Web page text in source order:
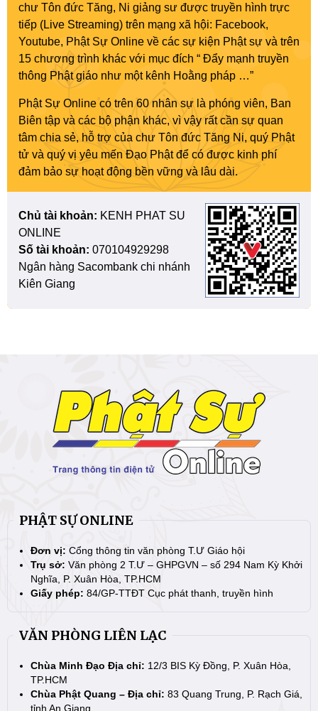
chư Tôn đức Tăng, Ni giảng sư được truyền hình trực
tiếp (Live Streaming) trên mạng xã hội: Facebook,
Youtube, Phật Sự Online về các sự kiện Phật sự và trên
15 chương trình khác với mục đích “ Đẩy mạnh truyền
thông Phật giáo như một kênh Hoằng pháp …”
Phật Sự Online có trên 60 nhân sự là phóng viên, Ban
Biên tập và các bộ phận khác, vì vậy rất cần sự quan
tâm chia sẻ, hỗ trợ của chư Tôn đức Tăng Ni, quý Phật
tử và quý vị yêu mến Đạo Phật để có được kinh phí
đảm bảo sự hoạt động bền vững và lâu dài.
Chủ tài khoản: KENH PHAT SU
ONLINE
Số tài khoản: 070104929298
Ngân hàng Sacombank chi nhánh
Kiên Giang
PHẬT SỰ ONLINE
Đơn vị: Cổng thông tin văn phòng T.Ư Giáo hội
Trụ sở: Văn phòng 2 T.Ư – GHPGVN – số 294 Nam Kỳ Khởi
Nghĩa, P. Xuân Hòa, TP.HCM
Giấy phép: 84/GP-TTĐT Cục phát thanh, truyền hình
VĂN PHÒNG LIÊN LẠC
Chùa Minh Đạo Địa chỉ: 12/3 BIS Kỳ Đồng, P. Xuân Hòa,
TP.HCM
Chùa Phật Quang – Địa chỉ: 83 Quang Trung, P. Rạch Giá,
tỉnh An Giang